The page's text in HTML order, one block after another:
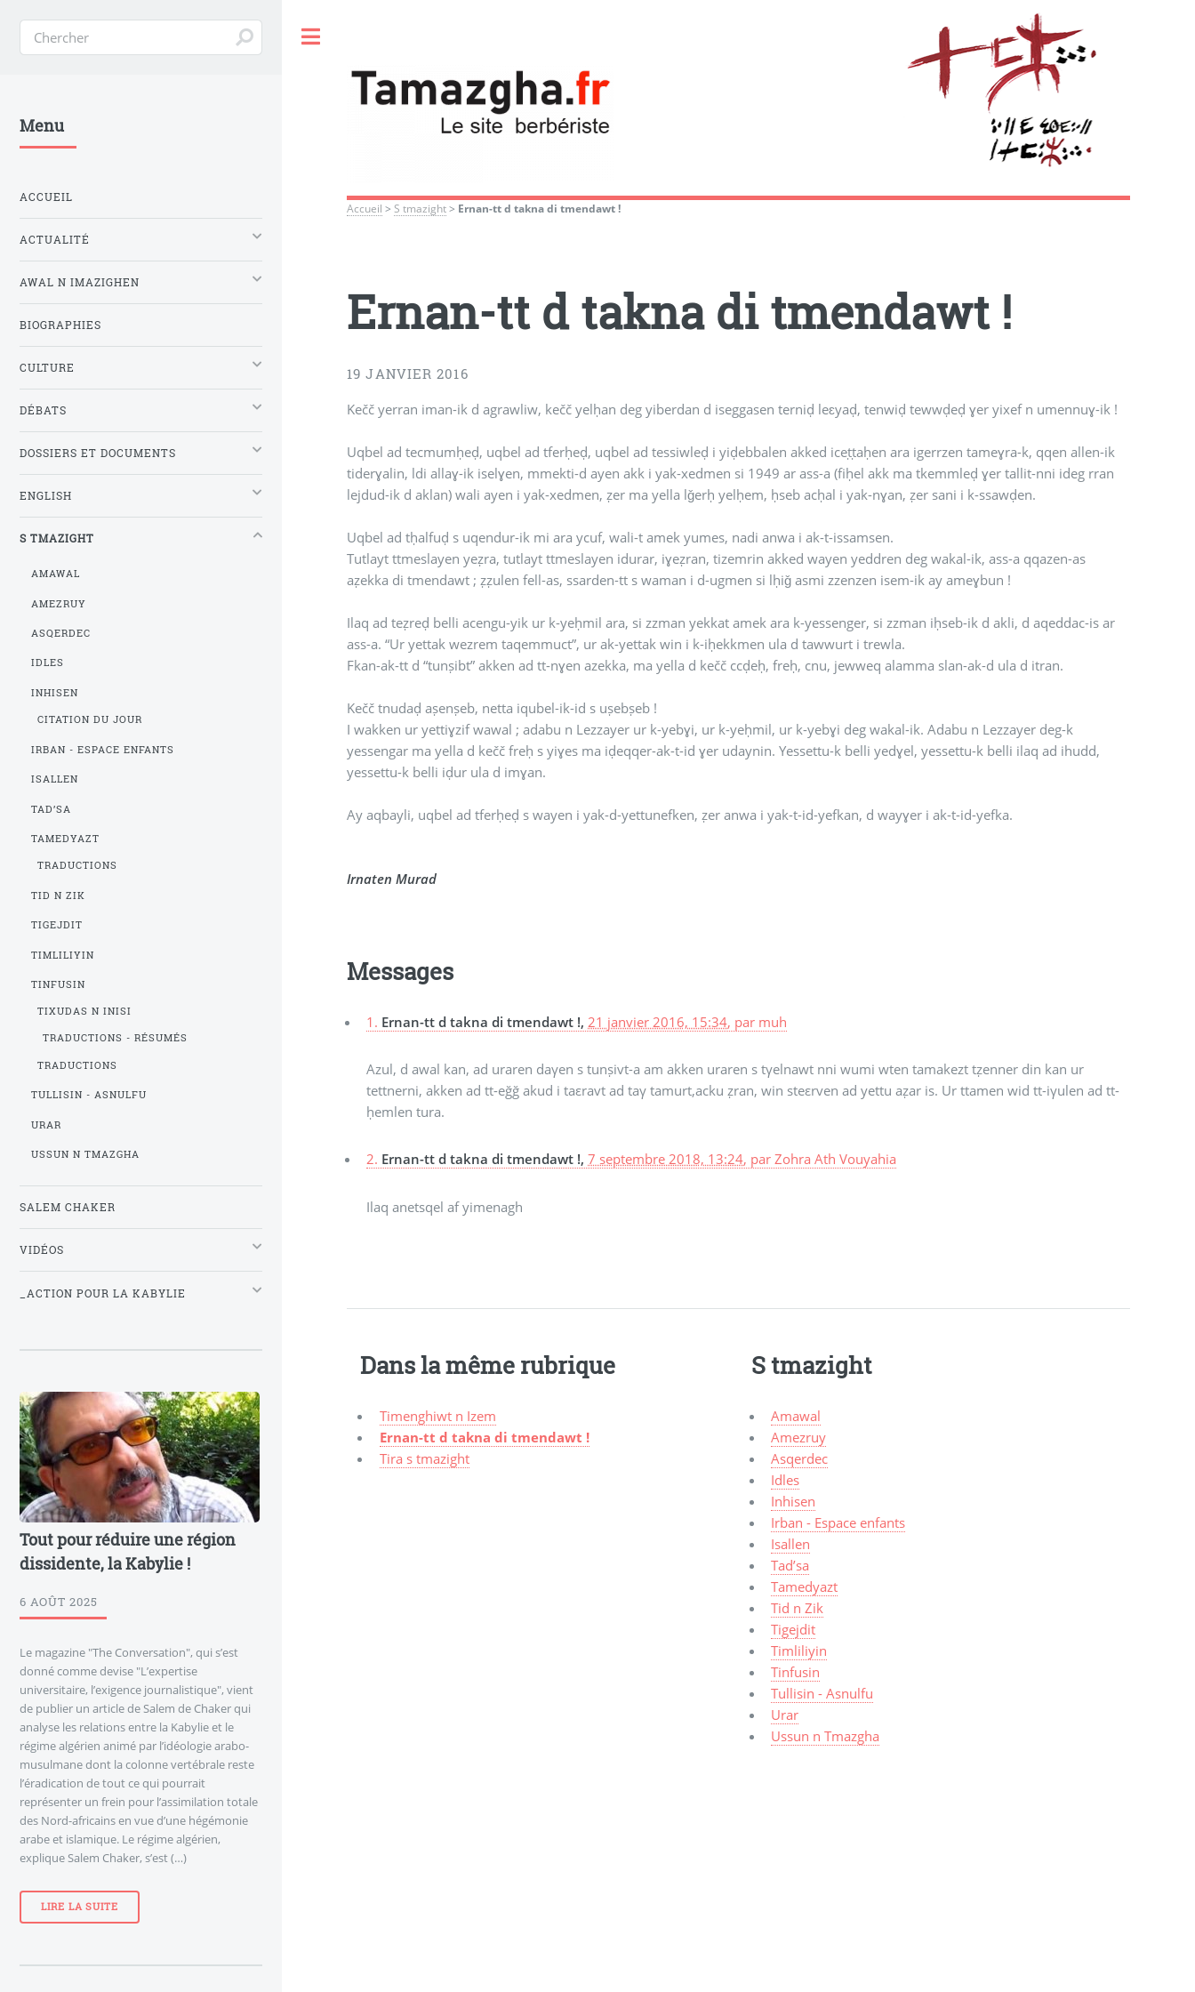
Accueil > S tmazight> Ernan-tt d takna di tmendawt !
Ernan-tt d takna di tmendawt !
19 JANVIER 2016
Kečč yerran iman-ik d agrawliw, kečč yelḥan deg yiberdan d iseggasen terniḍ leɛyaḍ, tenwiḍ tewwḍeḍ ɣer yixef n umennuɣ-ik !
Uqbel ad tecmumḥeḍ, uqbel ad tferḥeḍ, uqbel ad tessiwleḍ i yiḍebbalen akked iceṭṭaḥen ara igerrzen tameɣra-k, qqen allen-ik
tiderɣalin, ldi allaɣ-ik iselɣen, mmekti-d ayen akk i yak-xedmen si 1949 ar ass-a (fiḥel akk ma tkemmleḍ ɣer tallit-nni ideg rran
lejdud-ik d aklan) wali ayen i yak-xedmen, ẓer ma yella lǧerḥ yelḥem, ḥseb acḥal i yak-nɣan, ẓer sani i k-ssawḍen.
Uqbel ad tḥalfuḍ s uqendur-ik mi ara ycuf, wali-t amek yumes, nadi anwa i ak-t-issamsen.
Tutlayt ttmeslayen yeẓra, tutlayt ttmeslayen idurar, iɣeẓran, tizemrin akked wayen yeddren deg wakal-ik, ass-a qqazen-as
aẓekka di tmendawt ; ẓẓulen fell-as, ssarden-tt s waman i d-ugmen si lḥiǧ asmi zzenzen isem-ik ay ameɣbun !
Ilaq ad teẓreḍ belli acengu-yik ur k-yeḥmil ara, si zzman yekkat amek ara k-yessenger, si zzman iḥseb-ik d akli, d aqeddac-is ar
ass-a. “Ur yettak wezrem taqemmuct”, ur ak-yettak win i k-iḥekkmen ula d tawwurt i trewla.
Fkan-ak-tt d “tunṣibt” akken ad tt-nɣen azekka, ma yella d kečč ccḍeḥ, freḥ, cnu, jewweq alamma slan-ak-d ula d itran.
Kečč tnudaḍ aṣenṣeb, netta iqubel-ik-id s uṣebṣeb !
I wakken ur yettiɣzif wawal ; adabu n Lezzayer ur k-yebɣi, ur k-yeḥmil, ur k-yebɣi deg wakal-ik. Adabu n Lezzayer deg-k
yessengar ma yella d kečč freḥ s yiɣes ma iḍeqqer-ak-t-id ɣer udaynin. Yessettu-k belli yedɣel, yessettu-k belli ilaq ad ihudd,
yessettu-k belli iḍur ula d imɣan.
Ay aqbayli, uqbel ad tferḥeḍ s wayen i yak-d-yettunefken, ẓer anwa i yak-t-id-yefkan, d wayɣer i ak-t-id-yefka.
Irnaten Murad
Messages
1. Ernan-tt d takna di tmendawt !, 21 janvier 2016, 15:34, par muh
Azul, d awal kan, ad uraren daγen s tunṣivt-a am akken uraren s tγelnawt nni wumi wten tamakezt tẓenner din kan ur
tettnerni, akken ad tt-eğğ akud i taεravt ad taγ tamurt,acku ẓran, win steεrven ad yettu aẓar is. Ur ttamen wid tt-iγulen ad tt-
ḥemlen tura.
2. Ernan-tt d takna di tmendawt !,7 septembre 2018, 13:24, parZohra Ath Vouyahia
Ilaq anetsqel af yimenagh
Dans la même rubrique
Timenghiwt n Izem
Ernan-tt d takna di tmendawt !
Tira s tmazight
S tmazight
Amawal
Amezruy
Asqerdec
Idles
Inhisen
Irban - Espace enfants
Isallen
Tad’sa
Tamedyazt
Tid n Zik
Tigejdit
Timliliyin
Tinfusin
Tullisin - Asnulfu
Urar
Ussun n Tmazgha
Menu
ACCUEIL
ACTUALITÉ
AWAL N IMAZIGHEN
BIOGRAPHIES
CULTURE
DÉBATS
DOSSIERS ET DOCUMENTS
ENGLISH
S TMAZIGHT
AMAWAL
AMEZRUY
ASQERDEC
IDLES
INHISEN
CITATION DU JOUR
IRBAN - ESPACE ENFANTS
ISALLEN
TAD’SA
TAMEDYAZT
TRADUCTIONS
TID N ZIK
TIGEJDIT
TIMLILIYIN
TINFUSIN
TIXUDAS N INISI
TRADUCTIONS - RÉSUMÉS
TRADUCTIONS
TULLISIN - ASNULFU
URAR
USSUN N TMAZGHA
SALEM CHAKER
VIDÉOS
_ACTION POUR LA KABYLIE
Tout pour réduire une région
dissidente, la Kabylie !
6 AOÛT 2025
Le magazine "The Conversation", qui s’est
donné comme devise "L’expertise
universitaire, l’exigence journalistique", vient
de publier un article de Salem de Chaker qui
analyse les relations entre la Kabylie et le
régime algérien animé par l’idéologie arabo-
musulmane dont la colonne vertébrale reste
l’éradication de tout ce qui pourrait
représenter un frein pour l’assimilation totale
des Nord-africains en vue d’une hégémonie
arabe et islamique. Le régime algérien,
explique Salem Chaker, s’est (…)
LIRE LA SUITE